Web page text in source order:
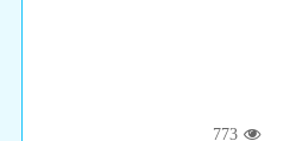
773